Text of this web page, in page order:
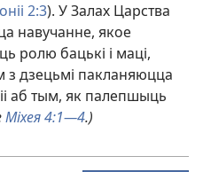
2:3). У Залах Царства
навучанне, якое
ролю бацькі і маці,
з дзецьмі пакланяюцца
аб тым, як палепшыць
Міхея 4:1—4.)